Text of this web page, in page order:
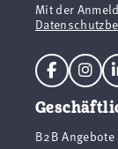
Mit der
B2B Angebote